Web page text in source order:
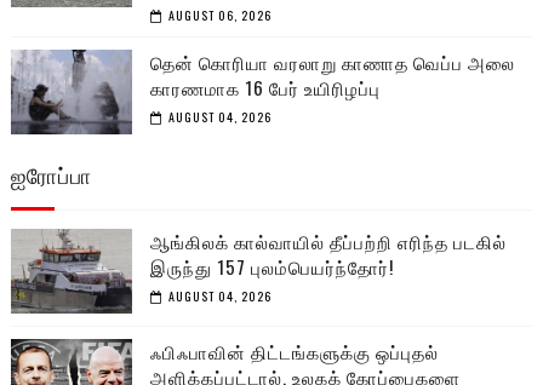
AUGUST 06, 2026
தென் கொரியா வரலாறு காணாத வெப்ப அலை
காரணமாக 16 பேர் உயிரிழப்பு
AUGUST 04, 2026
ஐரோப்பா
ஆங்கிலக் கால்வாயில் தீப்பற்றி எரிந்த படகில்
இருந்து 157 புலம்பெயர்ந்தோர்!
AUGUST 04, 2026
ஃபிஃபாவின் திட்டங்களுக்கு ஒப்புதல்
அளிக்கப்பட்டால், உலகக் கோப்பைகளை